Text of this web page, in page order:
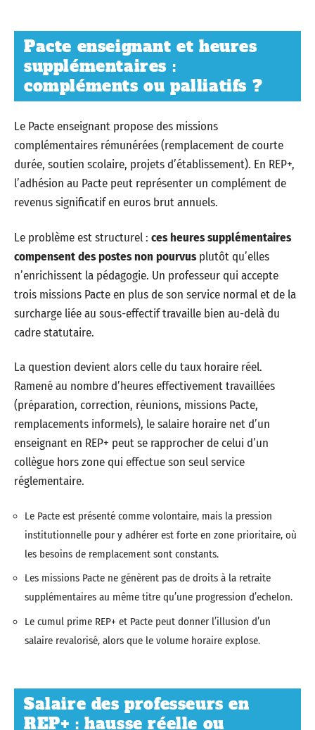
Pacte enseignant et heures
supplémentaires :
compléments ou palliatifs ?
Le Pacte enseignant propose des missions
complémentaires rémunérées (remplacement de courte
durée, soutien scolaire, projets d’établissement). En REP+,
l’adhésion au Pacte peut représenter un complément de
revenus significatif en euros brut annuels.
Le problème est structurel : ces heures supplémentaires
compensent des postes non pourvusplutôt qu’elles
n’enrichissent la pédagogie. Un professeur qui accepte
trois missions Pacte en plus de son service normal et de la
surcharge liée au sous-effectif travaille bien au-delà du
cadre statutaire.
La question devient alors celle du taux horaire réel.
Ramené au nombre d’heures effectivement travaillées
(préparation, correction, réunions, missions Pacte,
remplacements informels), le salaire horaire net d’un
enseignant en REP+ peut se rapprocher de celui d’un
collègue hors zone qui effectue son seul service
réglementaire.
Le Pacte est présenté comme volontaire, mais la pression
institutionnelle pour y adhérer est forte en zone prioritaire, où
les besoins de remplacement sont constants.
Les missions Pacte ne génèrent pas de droits à la retraite
supplémentaires au même titre qu’une progression d’echelon.
Le cumul prime REP+ et Pacte peut donner l’illusion d’un
salaire revalorisé, alors que le volume horaire explose.
Salaire des professeurs en
REP+ : hausse réelle ou